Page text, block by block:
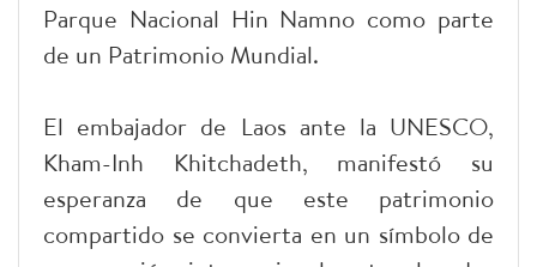
Parque Nacional Hin Namno como parte
de un Patrimonio Mundial.
El embajador de Laos ante la UNESCO,
Kham-Inh Khitchadeth, manifestó su
esperanza de que este patrimonio
compartido se convierta en un símbolo de